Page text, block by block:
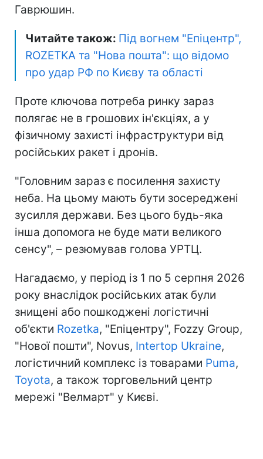
Гаврюшин.
Читайте також: Під вогнем "Епіцентр",
ROZETKA та "Нова пошта": що відомо
про удар РФ по Києву та області
Проте ключова потреба ринку зараз
полягає не в грошових ін'єкціях, а у
фізичному захисті інфраструктури від
російських ракет і дронів.
"Головним зараз є посилення захисту
неба. На цьому мають бути зосереджені
зусилля держави. Без цього будь-яка
інша допомога не буде мати великого
сенсу", – резюмував голова УРТЦ.
Нагадаємо, у період із 1 по 5 серпня 2026
року внаслідок російських атак були
знищені або пошкоджені логістичні
об'єкти Rozetka, "Епіцентру", Fozzy Group,
"Нової пошти", Novus, Intertop Ukraine,
логістичний комплекс із товарами Puma,
Toyota, а також торговельний центр
мережі "Велмарт" у Києві.